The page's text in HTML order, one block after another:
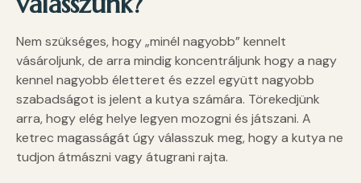
Nem szükséges, hogy „minél nagyobb” kennelt
vásároljunk, de arra mindig koncentráljunk hogy a nagy
kennel nagyobb életteret és ezzel együtt nagyobb
szabadságot is jelent a kutya számára. Törekedjünk
arra, hogy elég helye legyen mozogni és játszani. A
ketrec magasságát úgy válasszuk meg, hogy a kutya ne
tudjon átmászni vagy átugrani rajta.